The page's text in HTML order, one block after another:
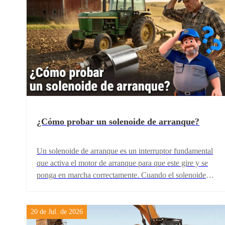
¿Cómo probar un solenoide de arranque?
Un solenoide de arranque es un interruptor fundamental
que activa el motor de arranque para que este gire y se
ponga en marcha correctamente. Cuando el solenoide
motor no gire o dificultades para arrancar. En esta guía
20 de Jul. de 2026